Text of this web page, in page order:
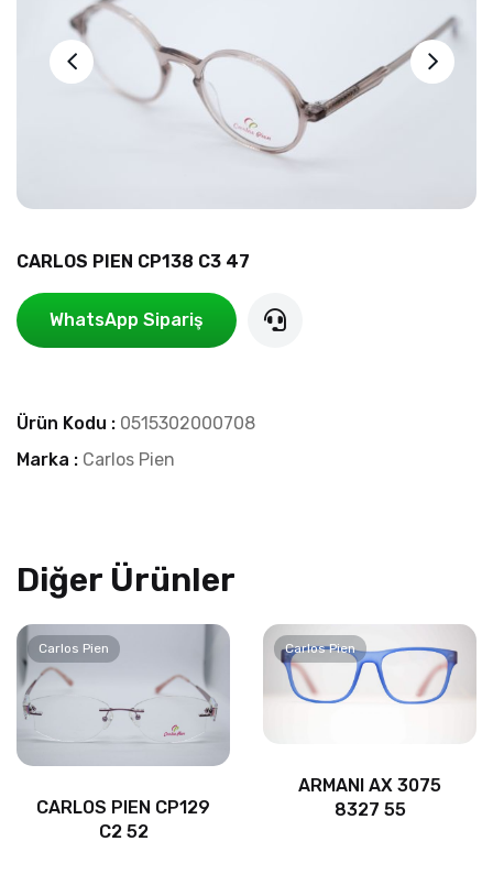
CARLOS PIEN CP138 C3 47
WhatsApp Sipariş
Ürün Kodu : 0515302000708
Marka : Carlos Pien
Diğer Ürünler
Carlos Pien
CARLOS PIEN CP129
C2 52
Carlos Pien
ARMANI AX 3075
8327 55